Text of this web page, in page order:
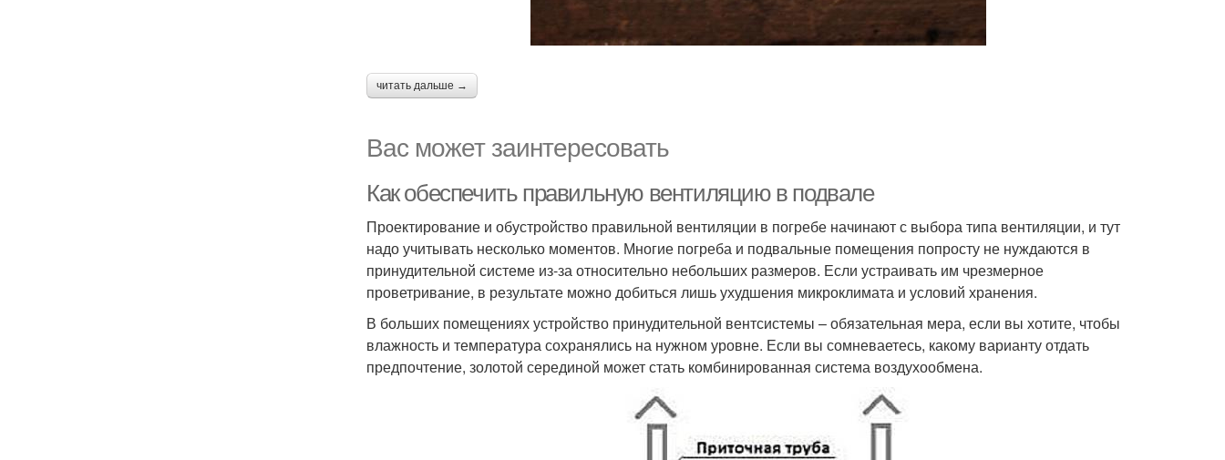
читать дальше →
Вас может заинтересовать
Как обеспечить правильную вентиляцию в подвале
Проектирование и обустройство правильной вентиляции в погребе начинают с выбора типа вентиляции, и тут
надо учитывать несколько моментов. Многие погреба и подвальные помещения попросту не нуждаются в
принудительной системе из-за относительно небольших размеров. Если устраивать им чрезмерное
проветривание, в результате можно добиться лишь ухудшения микроклимата и условий хранения.
В больших помещениях устройство принудительной вентсистемы – обязательная мера, если вы хотите, чтобы
влажность и температура сохранялись на нужном уровне. Если вы сомневаетесь, какому варианту отдать
предпочтение, золотой серединой может стать комбинированная система воздухообмена.